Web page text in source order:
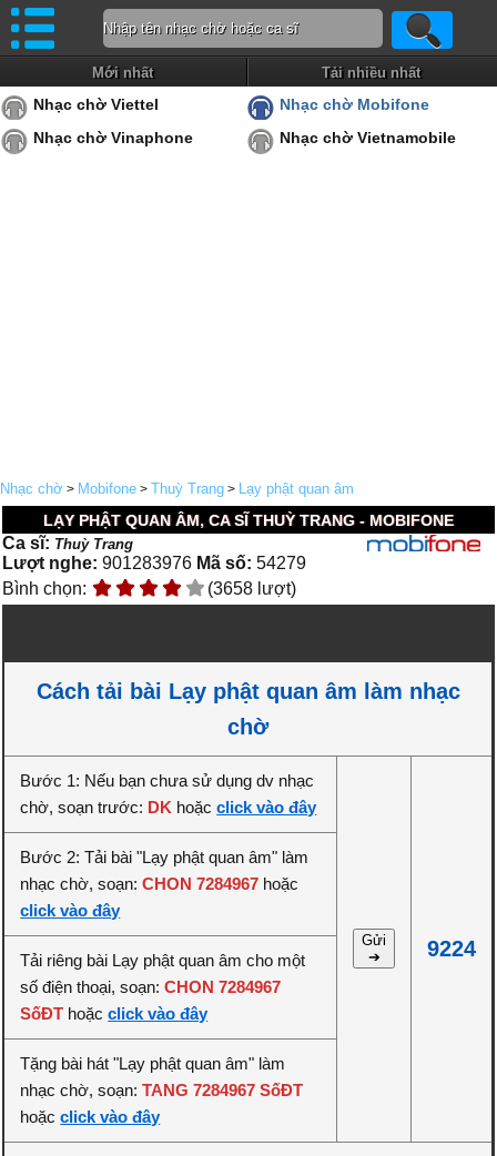
Mới nhất Tải nhiều nhất
Nhạc chờ Viettel
Nhạc chờ Mobifone
Nhạc chờ Vinaphone
Nhạc chờ Vietnamobile
Nhạc chờ > Mobifone > Thuỳ Trang > Lạy phật quan âm
LẠY PHẬT QUAN ÂM, CA SĨ THUỲ TRANG - MOBIFONE
Ca sĩ: Thuỳ Trang
Lượt nghe: 901283976 Mã số: 54279
Bình chọn:
(3658 lượt)
Cách tải bài Lạy phật quan âm làm nhạc
chờ
Bước 1: Nếu bạn chưa sử dụng dv nhạc
chờ, soạn trước: DK hoặcclick vào đây
Gửi
➔
9224
Bước 2: Tải bài "Lạy phật quan âm" làm
nhạc chờ, soạn:CHON 7284967 hoặc
click vào đây
Tải riêng bài Lạy phật quan âm cho một
số điện thoại, soạn:CHON 7284967
SốĐT hoặcclick vào đây
Tặng bài hát "Lạy phật quan âm" làm
nhạc chờ, soạn:TANG 7284967 SốĐT
hoặcclick vào đây